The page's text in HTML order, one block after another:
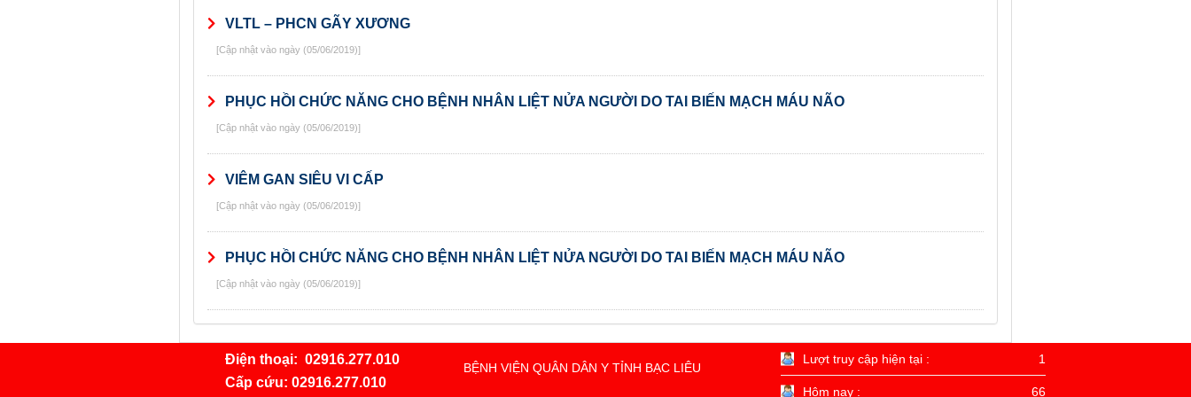
VLTL – PHCN GÃY XƯƠNG
[Cập nhật vào ngày (05/06/2019)]
PHỤC HỒI CHỨC NĂNG CHO BỆNH NHÂN LIỆT NỬA NGƯỜI DO TAI BIẾN MẠCH MÁU NÃO
[Cập nhật vào ngày (05/06/2019)]
VIÊM GAN SIÊU VI CẤP
[Cập nhật vào ngày (05/06/2019)]
PHỤC HỒI CHỨC NĂNG CHO BỆNH NHÂN LIỆT NỬA NGƯỜI DO TAI BIẾN MẠCH MÁU NÃO
[Cập nhật vào ngày (05/06/2019)]
Điện thoại: 02916.277.010
Cấp cứu:02916.277.010
BỆNH VIỆN QUÂN DÂN Y TỈNH BẠC LIÊU
Lượt truy cập hiện tại : 1
Hôm nay : 66